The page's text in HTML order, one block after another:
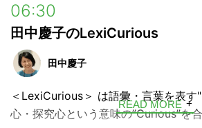
06:30
田中慶子のLexiCurious
田中慶子
＜LexiCurious＞ は語彙・言葉を表
心・探究心という意味の”Curious”を
READ MORE